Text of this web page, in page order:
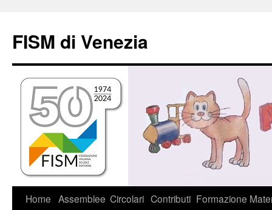
contenuto
FISM di Venezia
Home Assemblee Circolari Contributi Formazione